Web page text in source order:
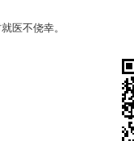
医不侥幸。